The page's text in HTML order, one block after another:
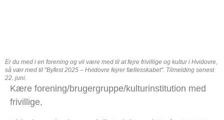
Er du med i en forening og vil være med til at fejre frivillige og kultur i Hvidovre,
så vær med til "Byfest 2025 – Hvidovre fejrer fællesskabet". Tilmelding senest
22. juni.
Kære forening/brugergruppe/kulturinstitution med
frivillige,